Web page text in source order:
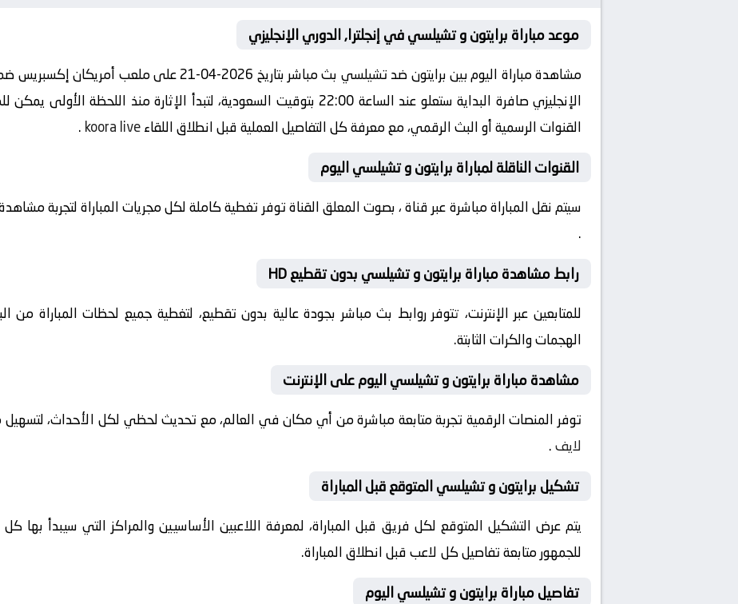
موعد مباراة برايتون و تشيلسي في إنجلترا, الدوري الإنجليزي
مشاهدة مباراة اليوم بين برايتون ضد تشيلسي بث مباشر بتاريخ
الإنجليزي صافرة البداية ستعلو عند الساعة 22:00 بتوقيت السعودية، لتبدأ الإثارة منذ
القنوات الرسمية أو البث الرقمي، مع معرفة كل التفاصيل العملية قبل انطلاق اللقاءkoora live
.
القنوات الناقلة لمباراة برايتون و تشيلسي اليوم
سيتم نقل المباراة مباشرة عبر قناة ، بصوت المعلق القناة توفر تغطية كاملة لكل مجريات المباراة لتجربة
.
رابط مشاهدة مباراة برايتون و تشيلسي بدون تقطيع HD
للمتابعين عبر الإنترنت، تتوفر روابط بث مباشر بجودة عالية بدون تقطيع، لتغطية جميع لحظات المباراة من
الهجمات والكرات الثابتة.
مشاهدة مباراة برايتون و تشيلسي اليوم على الإنترنت
توفر المنصات الرقمية تجربة متابعة مباشرة من أي مكان في العالم، مع تحديث لحظي لكل الأحداث، لتسهيل
لايف.
تشكيل برايتون و تشيلسي المتوقع قبل المباراة
يتم عرض التشكيل المتوقع لكل فريق قبل المباراة، لمعرفة اللاعبين الأساسيين والمراكز التي سيبدأ بها
للجمهور متابعة تفاصيل كل لاعب قبل انطلاق المباراة.
تفاصيل مباراة برايتون و تشيلسي اليوم